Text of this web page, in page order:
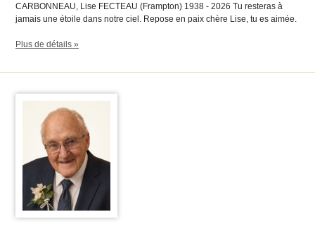
CARBONNEAU, Lise FECTEAU (Frampton) 1938 - 2026 Tu resteras à
jamais une étoile dans notre ciel. Repose en paix chère Lise, tu es aimée.
Plus de détails »